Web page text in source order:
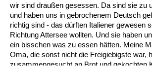
wir sind draußen gesessen. Da sind sie zu
und haben uns in gebrochenem Deutsch
richtig sind - das dürften Italiener gewesen
Richtung Attersee wollten. Und sie haben
ein bisschen was zu essen hätten. Meine
Oma, die sonst nicht die Freigiebigste war,
zusammengesucht an Brot und gekochten